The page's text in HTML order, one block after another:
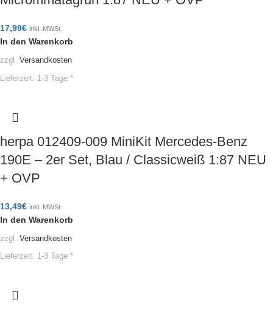
17,99€ inkl. MWSt.
In den Warenkorb
zzgl. Versandkosten
Lieferzeit: 1-3 Tage *
herpa 012409-009 MiniKit Mercedes-Benz
190E – 2er Set, Blau / Classicweiß 1:87 NEU
+ OVP
13,49€ inkl. MWSt.
In den Warenkorb
zzgl. Versandkosten
Lieferzeit: 1-3 Tage *